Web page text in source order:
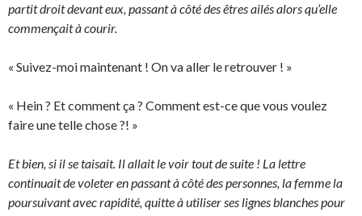
partit droit devant eux, passant à côté des êtres ailés alors qu’elle
commençait à courir.
« Suivez-moi maintenant ! On va aller le retrouver ! »
« Hein ? Et comment ça ? Comment est-ce que vous voulez
faire une telle chose ?! »
Et bien, si il se taisait. Il allait le voir tout de suite ! La lettre
continuait de voleter en passant à côté des personnes, la femme la
poursuivant avec rapidité, quitte à utiliser ses lignes blanches pour